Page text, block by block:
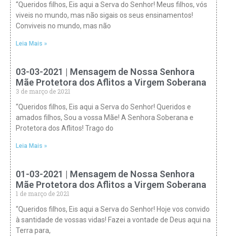
“Queridos filhos, Eis aqui a Serva do Senhor! Meus filhos, vós
viveis no mundo, mas não sigais os seus ensinamentos!
Conviveis no mundo, mas não
Leia Mais »
03-03-2021 | Mensagem de Nossa Senhora
Mãe Protetora dos Aflitos a Virgem Soberana
3 de março de 2021
“Queridos filhos, Eis aqui a Serva do Senhor! Queridos e
amados filhos, Sou a vossa Mãe! A Senhora Soberana e
Protetora dos Aflitos! Trago do
Leia Mais »
01-03-2021 | Mensagem de Nossa Senhora
Mãe Protetora dos Aflitos a Virgem Soberana
1 de março de 2021
“Queridos filhos, Eis aqui a Serva do Senhor! Hoje vos convido
à santidade de vossas vidas! Fazei a vontade de Deus aqui na
Terra para,